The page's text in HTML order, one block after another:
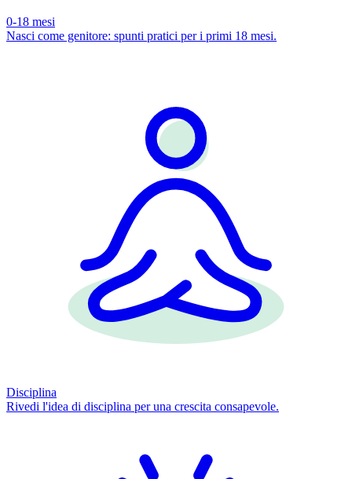
0-18 mesi
Nasci come genitore: spunti pratici per i primi 18 mesi.
Disciplina
Rivedi l'idea di disciplina per una crescita consapevole.